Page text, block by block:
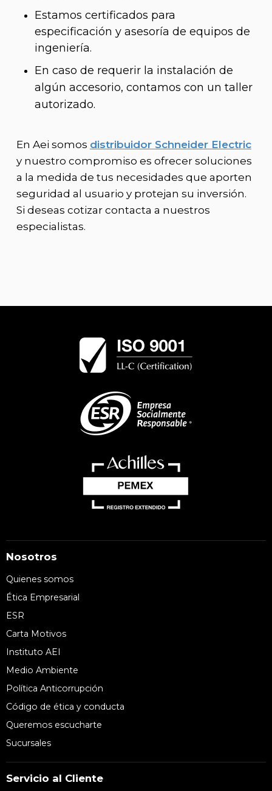
Estamos certificados para
especificación y asesoría de equipos de
ingeniería.
En caso de requerir la instalación de
algún accesorio, contamos con un taller
autorizado.
En Aei somos distribuidor Schneider Electric
y nuestro compromiso es ofrecer soluciones
a la medida de tus necesidades que aporten
seguridad al usuario y protejan su inversión.
Si deseas cotizar contacta a nuestros
especialistas.
Nosotros
Quienes somos
Ética Empresarial
ESR
Carta Motivos
Instituto AEI
Medio Ambiente
Política Anticorrupción
Código de ética y conducta
Queremos escucharte
Sucursales
Servicio al Cliente